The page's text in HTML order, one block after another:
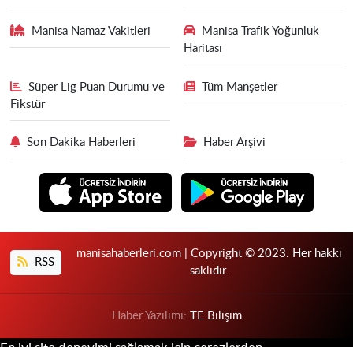
Manisa Namaz Vakitleri
Manisa Trafik Yoğunluk
Haritası
Süper Lig Puan Durumu ve
Fikstür
Tüm Manşetler
Son Dakika Haberleri Haber Arşivi
RSS
manisahaberleri.com | Copyright © 2023. Her hakkı
saklıdır.
Haber Yazılımı: TE Bilişim